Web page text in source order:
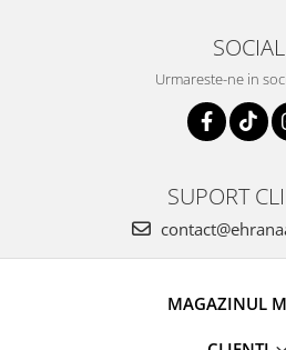
SOCIAL
Urmareste-ne in
SUPORT
MAGAZINUL